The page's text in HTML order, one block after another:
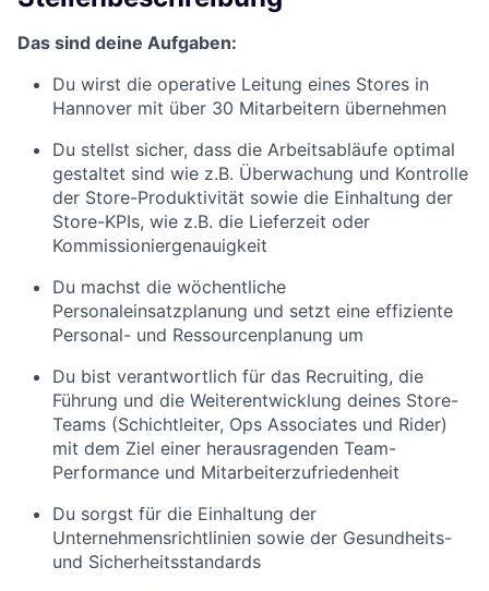
Das sind deine Aufgaben:
Du wirst die operative Leitung eines Stores in
Hannover mit über 30 Mitarbeitern übernehmen
Du stellst sicher, dass die Arbeitsabläufe optimal
gestaltet sind wie z.B. Überwachung und Kontrolle
der Store-Produktivität sowie die Einhaltung der
Store-KPIs, wie z.B. die Lieferzeit oder
Kommissioniergenauigkeit
Du machst die wöchentliche
Personaleinsatzplanung und setzt eine effiziente
Personal- und Ressourcenplanung um
Du bist verantwortlich für das Recruiting, die
Führung und die Weiterentwicklung deines Store-
Teams (Schichtleiter, Ops Associates und Rider)
mit dem Ziel einer herausragenden Team-
Performance und Mitarbeiterzufriedenheit
Du sorgst für die Einhaltung der
Unternehmensrichtlinien sowie der Gesundheits-
und Sicherheitsstandards